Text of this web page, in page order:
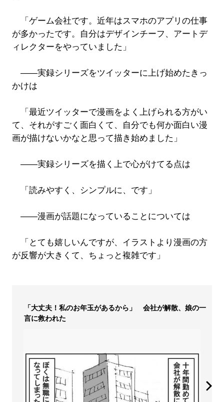
「ゲーム会社です。近年はスマホのアプリの仕事
が多かったです。自分はデザインチーフ、アートデ
ィレクターをやっていました」
――実録シリーズをツイッターに上げ始めたきっ
かけは
「最近ツイッターで漫画をよく上げられる方がい
て、それがすごく面白くて、自分でも何か面白い漫
画が描けないかなと思って描き始めました」
――実録シリーズを描く上で心がけてる点は
「読みやすく、シンプルに、です」
――漫画が話題になっていることについては
「とても嬉しいんですが、イラストより漫画の方
が反響が大きくて、ちょっと複雑です」
「大丈夫！私のお年玉があるから」 会社が解散、娘の一
言に救われた